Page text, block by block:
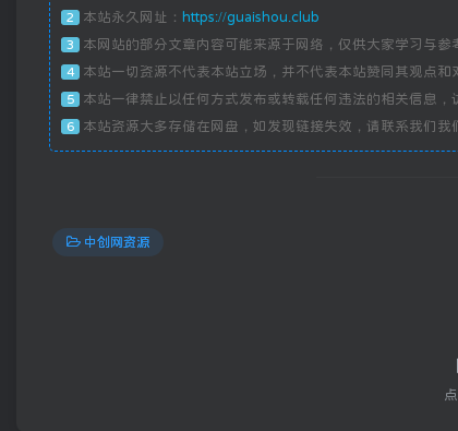
2 本站永久网址： https://guaishou.club
3 本网站的部分文章内容可能来源于网络，仅供大家学习与参
4 本站一切资源不代表本站立场，并不代表本站赞同其观点和
5 本站一律禁止以任何方式发布或转载任何违法的相关信息，
6 本站资源大多存储在网盘，如发现链接失效，请联系我们我
中创网资源